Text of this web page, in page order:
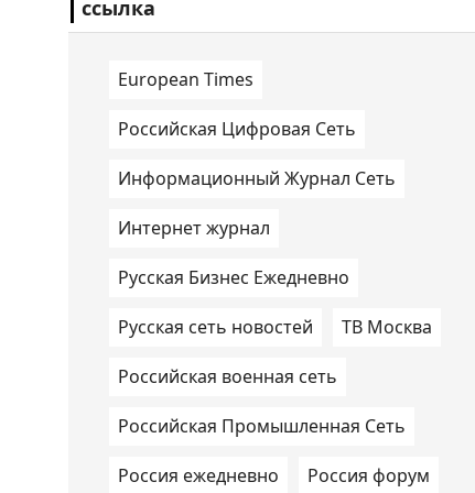
ссылка
European Times
Российская Цифровая Сеть
Информационный Журнал Сеть
Интернет журнал
Русская Бизнес Ежедневно
Русская сеть новостей ТВ Москва
Российская военная сеть
Российская Промышленная Сеть
Россия ежедневно Россия форум